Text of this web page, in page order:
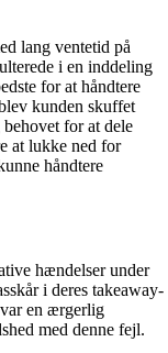
lang ventetid på
i en inddeling
for at håndtere
kunden skuffet
for at dele
at lukke ned for
håndtere
hændelser under
i deres takeaway-
en ærgerlig
med denne fejl.